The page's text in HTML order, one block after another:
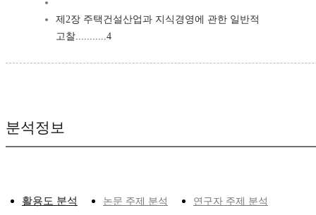
제2장 주택건설산업과 지식경영에 관한 일반적
고찰...........4
분석정보
활용도 분석 논문 주제 분석 연구자 주제 분석